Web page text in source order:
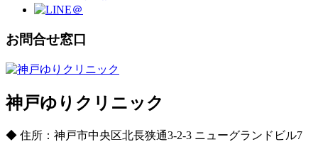
お問合せ窓口
神戸ゆりクリニック
◆ 住所：神戸市中央区北長狭通3-2-3 ニューグランドビル7